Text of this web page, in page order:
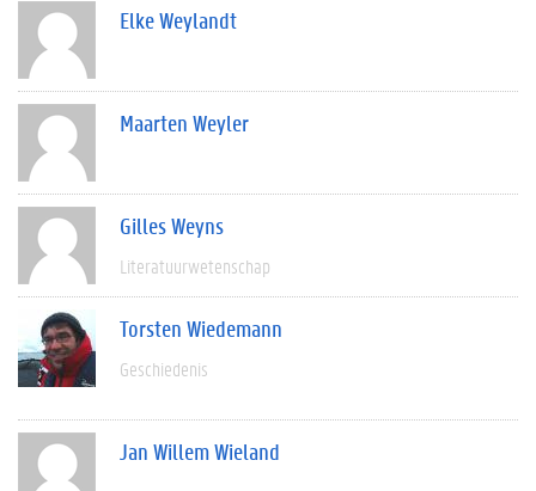
Elke Weylandt
Maarten Weyler
Gilles Weyns
Literatuurwetenschap
Torsten Wiedemann
Geschiedenis
Jan Willem Wieland